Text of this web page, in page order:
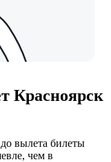
Красноярск
вылета билеты
чем в